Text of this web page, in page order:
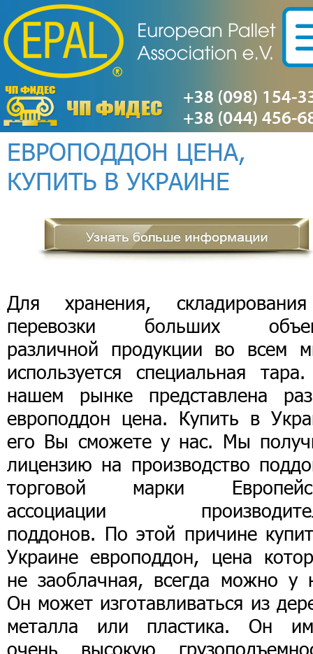
ЕВРОПОДДОН ЦЕНА,
КУПИТЬ В УКРАИНЕ
Для хранения,
перевозки больших
различной продукции во всем
используется специальная
нашем рынке представлена
европоддон цена. Купить в
его Вы сможете у нас. Мы
лицензию на производство
торговой марки
ассоциации
поддонов. По этой причине
Украине европоддон, цена
не заоблачная, всегда можно у
Он может изготавливаться из
металла или пластика. Он
очень высокую